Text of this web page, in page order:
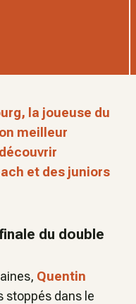
la joueuse du
meilleur
et des juniors
du double
Quentin
stoppés dans le